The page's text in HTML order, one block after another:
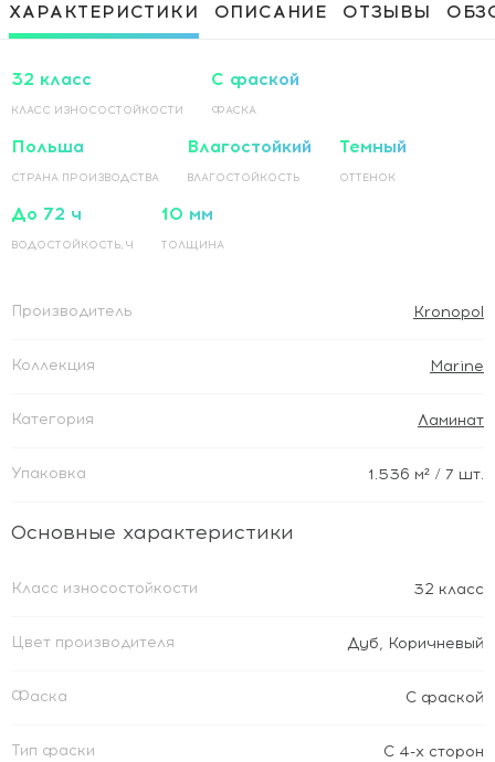
покрытия на основание по прямой
Приклеивание ламинированного
ХАРАКТЕРИСТИКИ ОПИСАНИЕ ОТЗЫВЫ
32 класс
КЛАСС ИЗНОСОСТОЙКОСТИ
С фаской
ФАСКА
Польша
СТРАНА ПРОИЗВОДСТВА
Влагостойкий
ВЛАГОСТОЙКОСТЬ
Темный
ОТТЕНОК
До 72 ч
ВОДОСТОЙКОСТЬ, Ч
10 мм
ТОЛЩИНА
Производитель Kronopol
Коллекция Marine
Категория Ламинат
Упаковка 1.536 м² / 7 шт.
Основные характеристики
Класс износостойкости 32 класс
Цвет производителя Дуб, Коричневый
Фаска С фаской
Тип фаски С 4-х сторон